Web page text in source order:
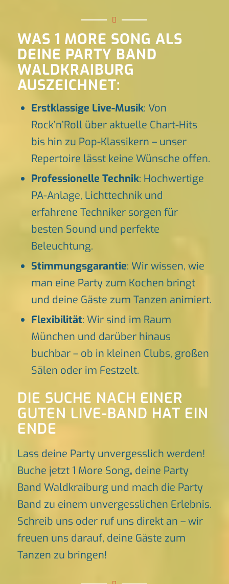
WAS 1 MORE SONG ALS
DEINE PARTY BAND
WALDKRAIBURG
AUSZEICHNET:
Erstklassige Live-Musik: Von
Rock’n’Roll über aktuelle Chart-Hits
bis hin zu Pop-Klassikern – unser
Repertoire lässt keine Wünsche offen.
Professionelle Technik: Hochwertige
PA-Anlage, Lichttechnik und
erfahrene Techniker sorgen für
besten Sound und perfekte
Beleuchtung.
Stimmungsgarantie: Wir wissen, wie
man eine Party zum Kochen bringt
und deine Gäste zum Tanzen animiert.
Flexibilität: Wir sind im Raum
München und darüber hinaus
buchbar – ob in kleinen Clubs, großen
Sälen oder im Festzelt.
DIE SUCHE NACH EINER
GUTEN LIVE-BAND HAT EIN
ENDE
Lass deine Party unvergesslich werden!
Buche jetzt 1 More Song, deine Party
Band Waldkraiburg und mach die Party
Band zu einem unvergesslichen Erlebnis.
Schreib uns oder ruf uns direkt an – wir
freuen uns darauf, deine Gäste zum
Tanzen zu bringen!